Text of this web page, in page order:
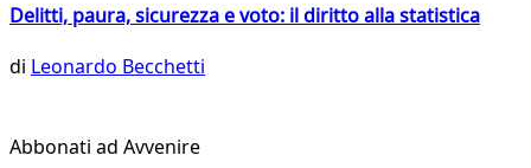
Delitti, paura, sicurezza e voto: il diritto alla statistica
di Leonardo Becchetti
Abbonati ad Avvenire